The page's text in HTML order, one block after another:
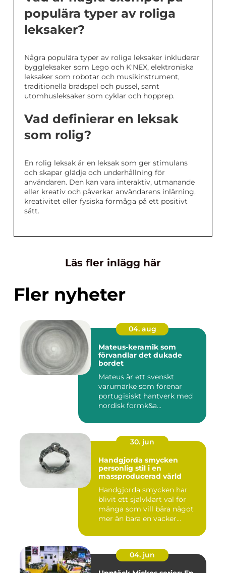
populära typer av roliga
leksaker?
Några populära typer av roliga leksaker inkluderar
byggleksaker som Lego och K'NEX, elektroniska
leksaker som robotar och musikinstrument,
traditionella brädspel och pussel, samt
utomhusleksaker som cyklar och hopprep.
Vad definierar en leksak
som rolig?
En rolig leksak är en leksak som ger stimulans
och skapar glädje och underhållning för
användaren. Den kan vara interaktiv, utmanande
eller kreativ och påverkar användarens inlärning,
kreativitet eller fysiska förmåga på ett positivt
sätt.
Läs fler inlägg här
Fler nyheter
04. aug
Mateus-keramik som
förvandlar det dukade
bordet
Mateus är ett svenskt
varumärke som förenar
portugisiskt hantverk med
nordisk formk&a...
30. jun
Handgjorda smycken
personlig stil i en
massproducerad värld
Handgjorda smycken har
blivit ett självklart val för
många som vill bära något
mer än bara en vacker...
04. jun